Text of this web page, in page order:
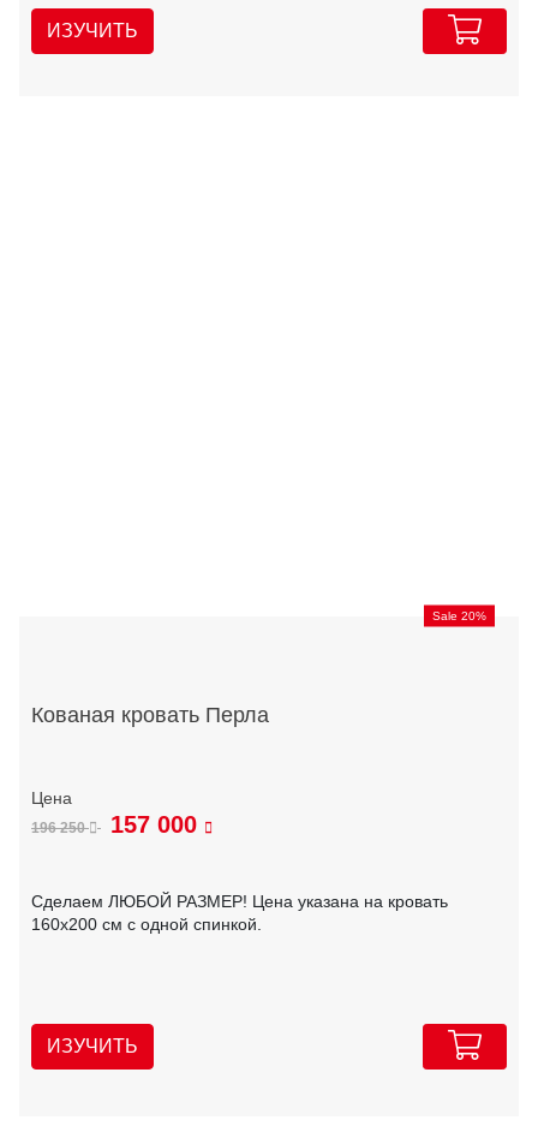
ИЗУЧИТЬ
Sale 20%
Кованая кровать Перла
196 250 157 000
Сделаем ЛЮБОЙ РАЗМЕР! Цена указана на кровать
160х200 см с одной спинкой.
ИЗУЧИТЬ